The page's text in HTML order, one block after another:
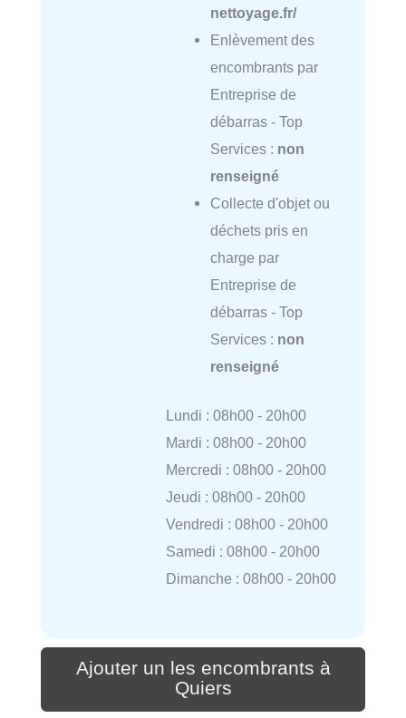
nettoyage.fr/
Enlèvement des
encombrants par
Entreprise de
débarras - Top
Services : non
renseigné
Collecte d'objet ou
déchets pris en
charge par
Entreprise de
débarras - Top
Services : non
renseigné
Lundi : 08h00 - 20h00
Mardi : 08h00 - 20h00
Mercredi : 08h00 - 20h00
Jeudi : 08h00 - 20h00
Vendredi : 08h00 - 20h00
Samedi : 08h00 - 20h00
Dimanche : 08h00 - 20h00
Ajouter un les encombrants à
Quiers